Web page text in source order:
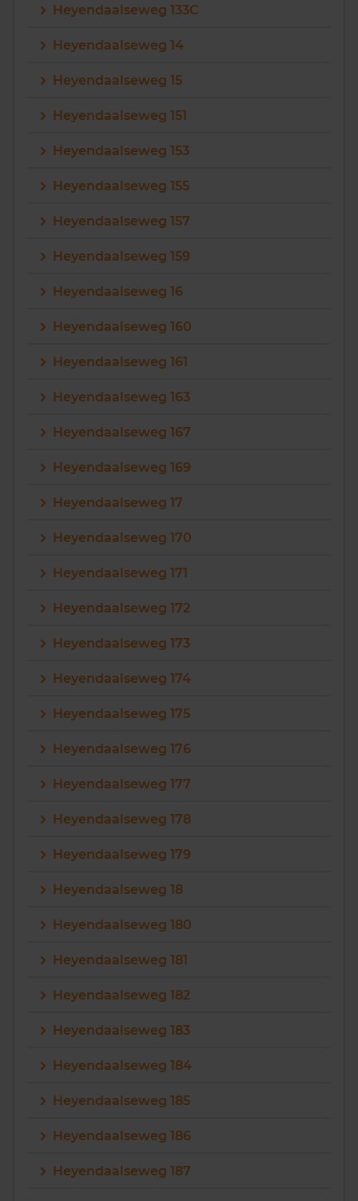
Heyendaalseweg 133C
Heyendaalseweg 14
Heyendaalseweg 15
Heyendaalseweg 151
Heyendaalseweg 153
Heyendaalseweg 155
Heyendaalseweg 157
Heyendaalseweg 159
Heyendaalseweg 16
Heyendaalseweg 160
Heyendaalseweg 161
Heyendaalseweg 163
Heyendaalseweg 167
Heyendaalseweg 169
Heyendaalseweg 17
Heyendaalseweg 170
Heyendaalseweg 171
Heyendaalseweg 172
Heyendaalseweg 173
Heyendaalseweg 174
Heyendaalseweg 175
Heyendaalseweg 176
Heyendaalseweg 177
Heyendaalseweg 178
Heyendaalseweg 179
Heyendaalseweg 18
Heyendaalseweg 180
Heyendaalseweg 181
Heyendaalseweg 182
Heyendaalseweg 183
Heyendaalseweg 184
Heyendaalseweg 185
Heyendaalseweg 186
Heyendaalseweg 187